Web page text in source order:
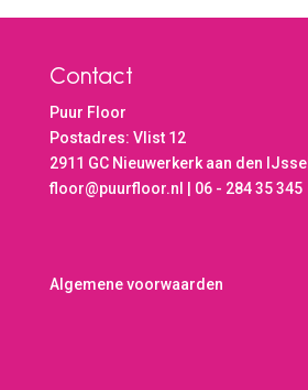
Contact
Puur Floor
Postadres: Vlist 12
2911 GC Nieuwerkerk aan den IJssel
floor@puurfloor.nl | 06 - 284 35 345
Algemene voorwaarden